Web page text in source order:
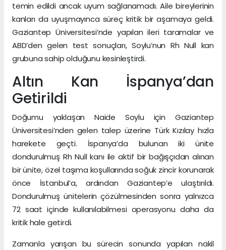
temin edildi ancak uyum sağlanamadı. Aile bireylerinin
kanları da uyuşmayınca süreç kritik bir aşamaya geldi.
Gaziantep Üniversitesi’nde yapılan ileri taramalar ve
ABD’den gelen test sonuçları, Soylu’nun Rh Null kan
grubuna sahip olduğunu kesinleştirdi.
Altın Kan İspanya’dan
Getirildi
Doğumu yaklaşan Naide Soylu için Gaziantep
Üniversitesi’nden gelen talep üzerine Türk Kızılay hızla
harekete geçti. İspanya’da bulunan iki ünite
dondurulmuş Rh Null kanı ile aktif bir bağışçıdan alınan
bir ünite, özel taşıma koşullarında soğuk zincir korunarak
önce İstanbul’a, ardından Gaziantep’e ulaştırıldı.
Dondurulmuş ünitelerin çözülmesinden sonra yalnızca
72 saat içinde kullanılabilmesi operasyonu daha da
kritik hale getirdi.
Zamanla yarışan bu sürecin sonunda yapılan nakil